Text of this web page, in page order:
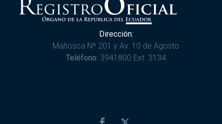
Dirección:
Mañosca Nº 201 y Av. 10 de Agosto
Teléfono: 3941800 Ext. 3134